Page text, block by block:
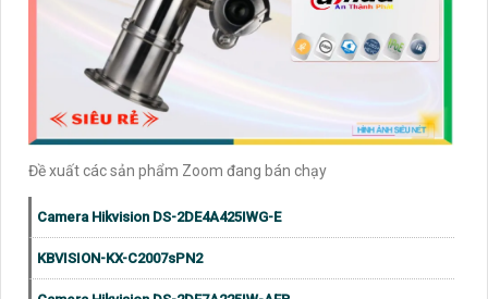
Đề xuất các sản phẩm Zoom đang bán chạy
Camera Hikvision DS-2DE4A425IWG-E
KBVISION-KX-C2007sPN2